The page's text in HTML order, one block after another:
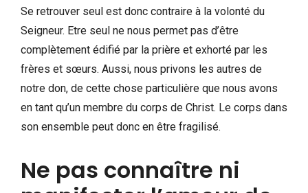
Se retrouver seul est donc contraire à la volonté du
Seigneur. Etre seul ne nous permet pas d’être
complètement édifié par la prière et exhorté par les
frères et sœurs. Aussi, nous privons les autres de
notre don, de cette chose particulière que nous avons
en tant qu’un membre du corps de Christ. Le corps dans
son ensemble peut donc en être fragilisé.
Ne pas connaître ni